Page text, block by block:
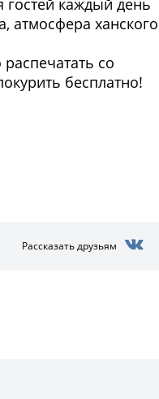
гостей каждый день
атмосфера ханского
со
бесплатно!
Рассказать друзьям